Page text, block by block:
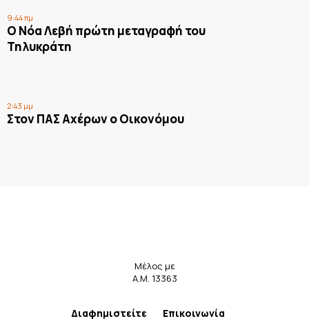
9:44 πμ
Ο Νόα Λεβή πρώτη μεταγραφή του
Τηλυκράτη
2:43 μμ
Στον ΠΑΣ Αχέρων ο Οικονόμου
Μέλος με
Α.Μ. 13363
Διαφημιστείτε Επικοινωνία